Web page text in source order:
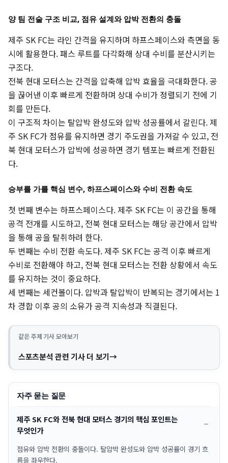
양 팀 전술 구조 비교, 점유 설계와 압박 전환의 충돌
제주 SK FC는 라인 간격을 유지하며 하프스페이스와 측면을 동
시에 활용한다. 패스 루트를 다각화해 상대 수비를 분산시키는
구조다.
전북 현대 모터스는 간격을 압축해 압박 효율을 극대화한다. 공
을 끊어낸 이후 빠르게 전환하며 상대 수비가 정렬되기 전에 기
회를 만든다.
이 구조적 차이는 탈압박 완성도와 압박 성공률에서 갈린다. 제
주 SK FC가 점유를 유지하면 경기 주도권을 가져갈 수 있고, 전
북 현대 모터스가 압박에 성공하면 경기 템포는 빠르게 전환된
다.
승부를 가를 핵심 변수, 하프스페이스와 수비 전환 속도
첫 번째 변수는 하프스페이스다. 제주 SK FC는 이 공간을 통해
공격 전개를 시도하고, 전북 현대 모터스는 해당 공간에서 압박
을 통해 공을 탈취하려 한다.
두 번째는 수비 전환 속도다. 제주 SK FC는 공격 이후 빠르게
수비로 전환해야 하고, 전북 현대 모터스는 전환 상황에서 속도
를 유지하는 것이 중요하다.
세 번째는 세컨볼이다. 압박과 탈압박이 반복되는 경기에서는 1
차 경합 이후 공의 소유가 공격 지속성과 직결된다.
같은 주제 기사 모아보기
스포츠분석 관련 기사 더 보기
자주 묻는 질문
제주 SK FC와 전북 현대 모터스 경기의 핵심 포인트는
무엇인가
점유와 압박 전환의 충돌이다. 탈압박 완성도와 압박 성공률이 경기 흐
름을 좌우한다.